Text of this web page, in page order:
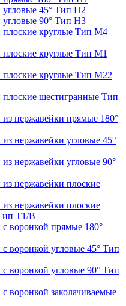
45° Тип H2
угловые 90° Тип H3
плоские круглые Тип M4
круглые Тип M1
плоские круглые Тип M22
плоские шестигранные Тип
нержавейки прямые 180°
нержавейки угловые 45°
нержавейки угловые 90°
нержавейки плоские
нержавейки плоские
T1/B
воронкой прямые 180°
воронкой угловые 45° Тип
воронкой угловые 90° Тип
воронкой заколачиваемые